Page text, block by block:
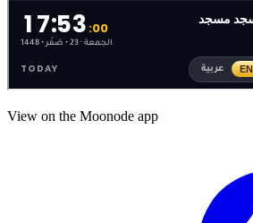
View on the Moonode app